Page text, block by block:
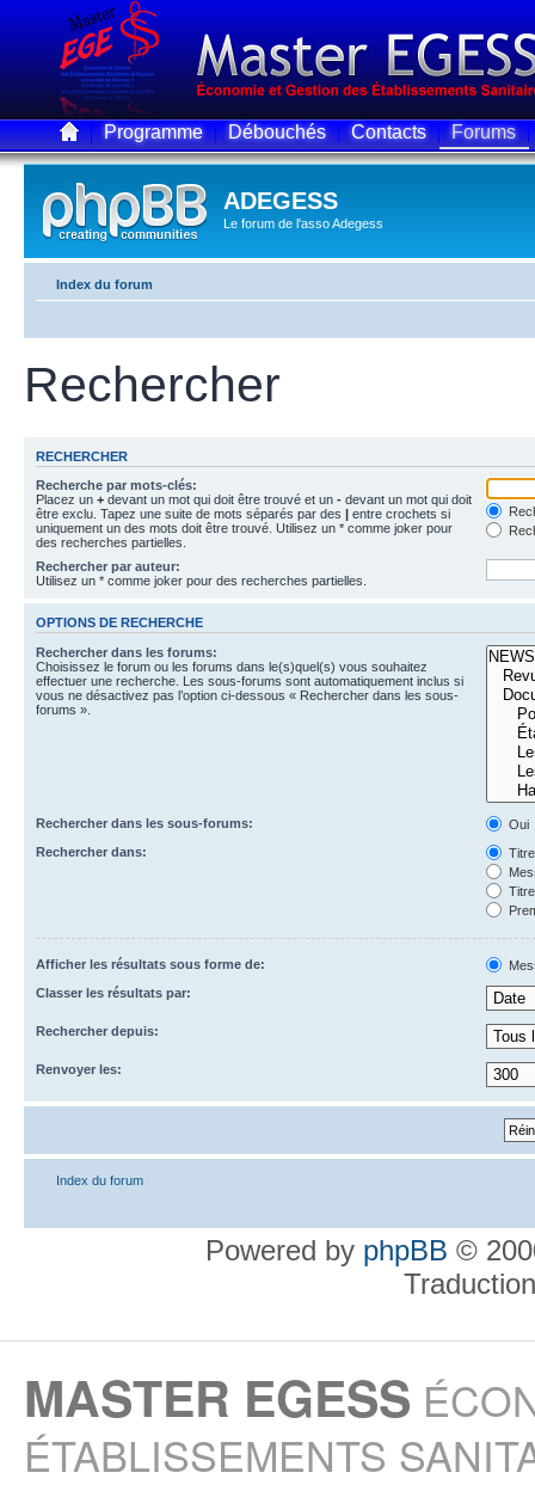
Programme Débouchés Contacts Forums
ADEGESS
Le forum de l'asso Adegess
Index du forum
Rechercher
RECHERCHER
Recherche par mots-clés:
Placez un + devant un mot qui doit être trouvé et un - devant un mot qui doit
être exclu. Tapez une suite de mots séparés par des | entre crochets si
uniquement un des mots doit être trouvé. Utilisez un * comme joker pour
des recherches partielles.
Rechercher par auteur:
Utilisez un * comme joker pour des recherches partielles.
OPTIONS DE RECHERCHE
Rechercher dans les forums:
Choisissez le forum ou les forums dans le(s)quel(s) vous souhaitez
effectuer une recherche. Les sous-forums sont automatiquement inclus si
vous ne désactivez pas l’option ci-dessous « Rechercher dans les sous-
forums ».
Rechercher dans les sous-forums:
Oui
Rechercher dans:
Afficher les résultats sous forme de:
Classer les résultats par:
Rechercher depuis:
Renvoyer les:
Index du forum
Powered by phpBB ©
MASTER EGESS
ÉTABLISSEMENTS